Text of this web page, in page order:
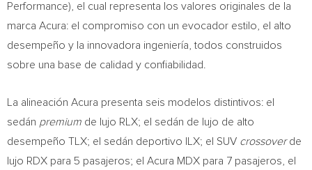
Performance), el cual representa los valores originales de la
marca Acura: el compromiso con un evocador estilo, el alto
desempeño y la innovadora ingeniería, todos construidos
sobre una base de calidad y confiabilidad.
La alineación Acura presenta seis modelos distintivos: el
sedán premium de lujo RLX; el sedán de lujo de alto
desempeño TLX; el sedán deportivo ILX; el SUV crossoverde
lujo RDX para 5 pasajeros; el Acura MDX para 7 pasajeros, el